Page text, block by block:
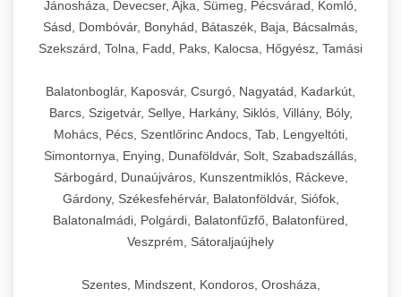
Jánosháza, Devecser, Ajka, Sümeg, Pécsvárad, Komló,
Sásd, Dombóvár, Bonyhád, Bátaszék, Baja, Bácsalmás,
Szekszárd, Tolna, Fadd, Paks, Kalocsa, Hőgyész, Tamási
Balatonboglár, Kaposvár, Csurgó, Nagyatád, Kadarkút,
Barcs, Szigetvár, Sellye, Harkány, Siklós, Villány, Bóly,
Mohács, Pécs, Szentlőrinc Andocs, Tab, Lengyeltóti,
Simontornya, Enying, Dunaföldvár, Solt, Szabadszállás,
Sárbogárd, Dunaújváros, Kunszentmiklós, Ráckeve,
Gárdony, Székesfehérvár, Balatonföldvár, Siófok,
Balatonalmádi, Polgárdi, Balatonfűzfő, Balatonfüred,
Veszprém, Sátoraljaújhely
Szentes, Mindszent, Kondoros, Orosháza,